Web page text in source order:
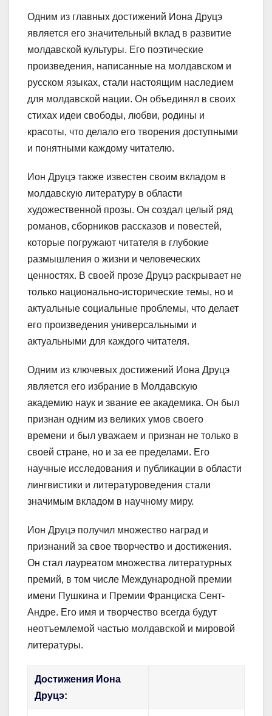
Одним из главных достижений Иона Друцэ
является его значительный вклад в развитие
молдавской культуры. Его поэтические
произведения, написанные на молдавском и
русском языках, стали настоящим наследием
для молдавской нации. Он объединял в своих
стихах идеи свободы, любви, родины и
красоты, что делало его творения доступными
и понятными каждому читателю.
Ион Друцэ также известен своим вкладом в
молдавскую литературу в области
художественной прозы. Он создал целый ряд
романов, сборников рассказов и повестей,
которые погружают читателя в глубокие
размышления о жизни и человеческих
ценностях. В своей прозе Друцэ раскрывает не
только национально-исторические темы, но и
актуальные социальные проблемы, что делает
его произведения универсальными и
актуальными для каждого читателя.
Одним из ключевых достижений Иона Друцэ
является его избрание в Молдавскую
академию наук и звание ее академика. Он был
признан одним из великих умов своего
времени и был уважаем и признан не только в
своей стране, но и за ее пределами. Его
научные исследования и публикации в области
лингвистики и литературоведения стали
значимым вкладом в научному миру.
Ион Друцэ получил множество наград и
признаний за свое творчество и достижения.
Он стал лауреатом множества литературных
премий, в том числе Международной премии
имени Пушкина и Премии Франциска Сент-
Андре. Его имя и творчество всегда будут
неотъемлемой частью молдавской и мировой
литературы.
Достижения Иона
Друцэ: